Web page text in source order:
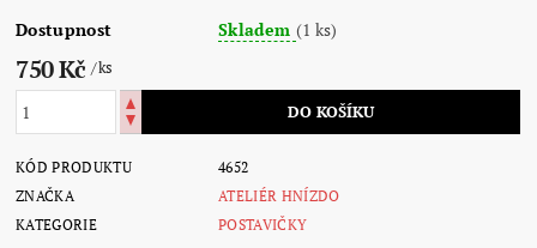
Dostupnost Skladem (1 ks)
750 Kč/ ks
KÓD PRODUKTU
4652
ZNAČKA
ATELIÉR HNÍZDO
KATEGORIE
POSTAVIČKY